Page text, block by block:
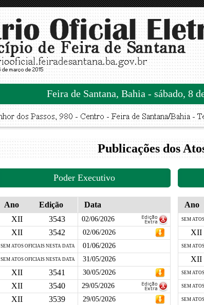
Feira de Santana, Bahia - sábado, 8
Publicações dos
Poder Executivo
Ano Edição
Data
XII
3543 02/06/2026
XII 3542 02/06/2026
SEM ATOS OFICIAIS NESTA DATA 01/06/2026
SEM ATOS OFICIAIS NESTA DATA 31/05/2026
XII 3541 30/05/2026
XII 3540 29/05/2026
XII 3539 29/05/2026
Ano
SEM
XII
SEM
XII
SEM
SEM
SEM